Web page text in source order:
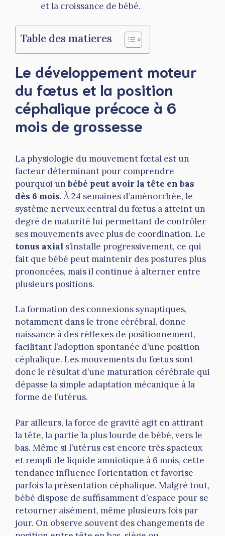
et la croissance de bébé.
Table des matieres
Le développement moteur
du fœtus et la position
céphalique précoce à 6
mois de grossesse
La physiologie du mouvement fœtal est un
facteur déterminant pour comprendre
pourquoi unbébé peut avoir la tête en bas
dès 6 mois. À 24 semaines d’aménorrhée, le
système nerveux central du fœtus a atteint un
degré de maturité lui permettant de contrôler
ses mouvements avec plus de coordination. Le
tonus axial s’installe progressivement, ce qui
fait que bébé peut maintenir des postures plus
prononcées, mais il continue à alterner entre
plusieurs positions.
La formation des connexions synaptiques,
notamment dans le tronc cérébral, donne
naissance à des réflexes de positionnement,
facilitant l’adoption spontanée d’une position
céphalique. Les mouvements du fœtus sont
donc le résultat d’une maturation cérébrale qui
dépasse la simple adaptation mécanique à la
forme de l’utérus.
Par ailleurs, la force de gravité agit en attirant
la tête, la partie la plus lourde de bébé, vers le
bas. Même si l’utérus est encore très spacieux
et rempli de liquide amniotique à 6 mois, cette
tendance influence l’orientation et favorise
parfois la présentation céphalique. Malgré tout,
bébé dispose de suffisamment d’espace pour se
retourner aisément, même plusieurs fois par
jour. On observe souvent des changements de